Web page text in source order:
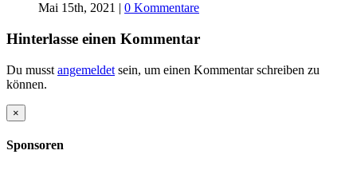
Mai 15th, 2021 | 0 Kommentare
Hinterlasse einen Kommentar
Du musst angemeldet sein, um einen Kommentar schreiben zu
können.
Close
product
view
×
Sponsoren